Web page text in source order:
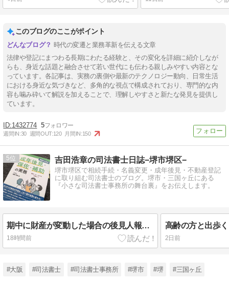
このブログのここがポイント
時代の変遷と業務革新を伝える文章
法律や登記にまつわる長期にわたる経験と、その変化を詳細に紹介しなが
らも、身近な話題と融合させて若い世代にも伝わる親しみやすい内容とな
っています。各記事は、実務の裏側や最新のテクノロジー動向、日常生活
における身近な気づきなど、多角的な視点で構成されており、専門的な内
容も噛み砕いて解説を加えることで、理解しやすさと新たな発見を提供し
ています。
1432774 5
週間IN:30 週間OUT:120 月間IN:150
5 吉田浩章の司法書士日誌−堺市堺区−
堺市堺区で相続手続・名義変更・成年後見・不動産登記
に取り組む司法書士のブログ。堺市・三国ヶ丘にある
『小さな司法書士事務所の舞台裏』をお伝えします。
期中に財産が変動した場合の後見人報酬【成年報酬】
18時間前
高齢の方と出歩
2日前
#大阪 #司法書士 #司法書士事務所 #堺市 #堺 #三国ヶ丘